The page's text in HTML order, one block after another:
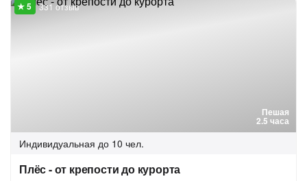
Пешая
2.5 часа
331 отзыв
Индивидуальная до 10 чел.
Плёс - от крепости до курорта